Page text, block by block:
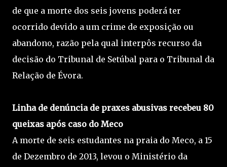
de que a morte dos seis jovens poderá ter
ocorrido devido a um crime de exposição ou
abandono, razão pela qual interpôs recurso da
decisão do Tribunal de Setúbal para o Tribunal da
Relação de Évora.
Linha de denúncia de praxes abusivas recebeu 80
queixas após caso do Meco
A morte de seis estudantes na praia do Meco, a 15
de Dezembro de 2013, levou o Ministério da